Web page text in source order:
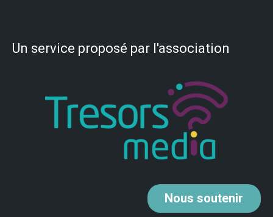
Un service proposé par l'association
Noussoutenir